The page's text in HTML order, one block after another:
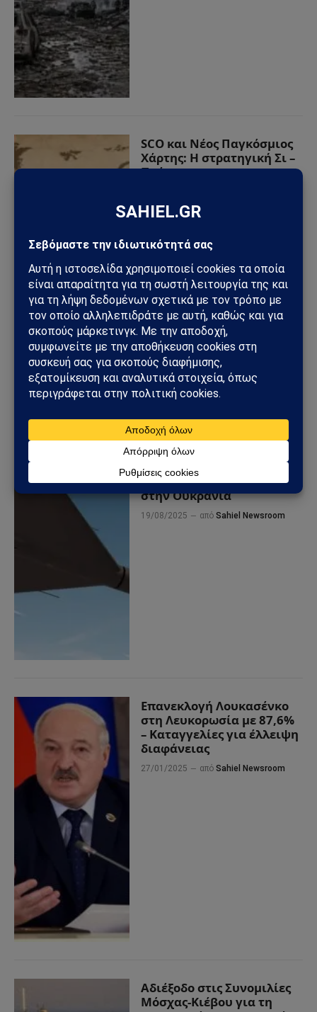
SCO και Νέος Παγκόσμιος
Χάρτης: Η στρατηγική Σι –
Πούτιν για τον
02/09/2025 από
Πυρκαγιά σε διυλιστήριο
της Lukoil στο
Βόλγκογκραντ – Μαζικές
ρωσικές επιθέσεις με
drones και πυραύλους
στην Ουκρανία
19/08/2025 από Sahiel Newsroom
Επανεκλογή Λουκασένκο
στη Λευκορωσία με 87,6%
– Καταγγελίες για έλλειψη
διαφάνειας
27/01/2025 από Sahiel Newsroom
Αδιέξοδο στις Συνομιλίες
Μόσχας-Κιέβου για τη